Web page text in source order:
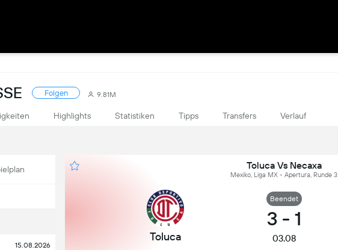
Folgen 9.81M
Highlights Statistiken Tipps Transfers Verlauf
15.08.2026
Toluca Vs Necaxa
Mexiko, Liga MX - Apertura, Runde 3
Toluca
Beendet
3 - 1
03.08